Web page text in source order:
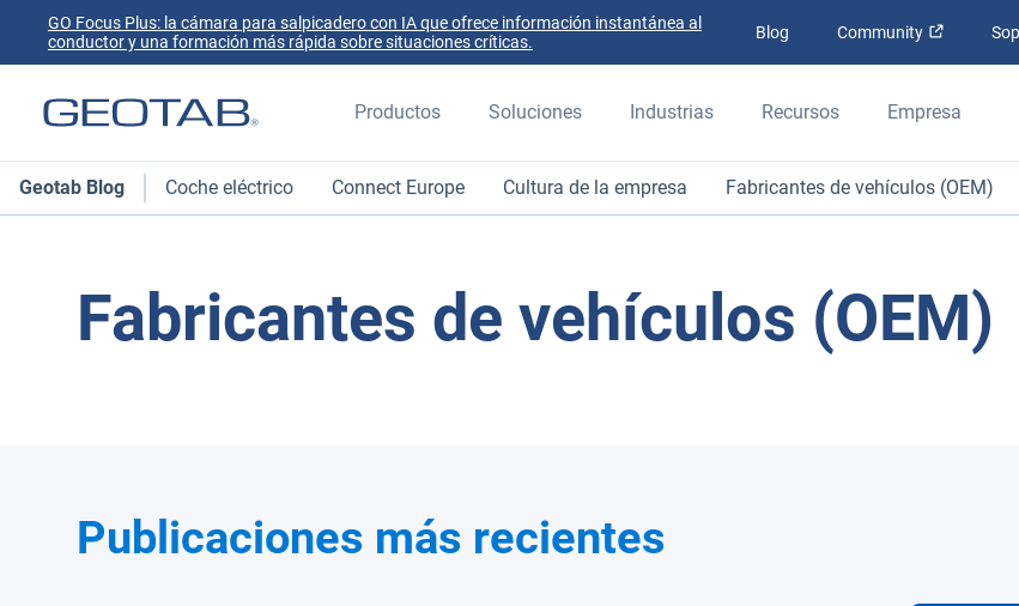
GO Focus Plus: la cámara para salpicadero con IA que ofrece información instantánea al
conductor y una formación más rápida sobre situaciones críticas.
Blog Community Abrir en
Productos Soluciones Industrias Recursos Empresa
Geotab Blog Coche eléctrico Connect Europe Cultura de la empresa Fabricantes de vehículos (OEM)
Fabricantes de vehículos (OEM)
Publicaciones más recientes